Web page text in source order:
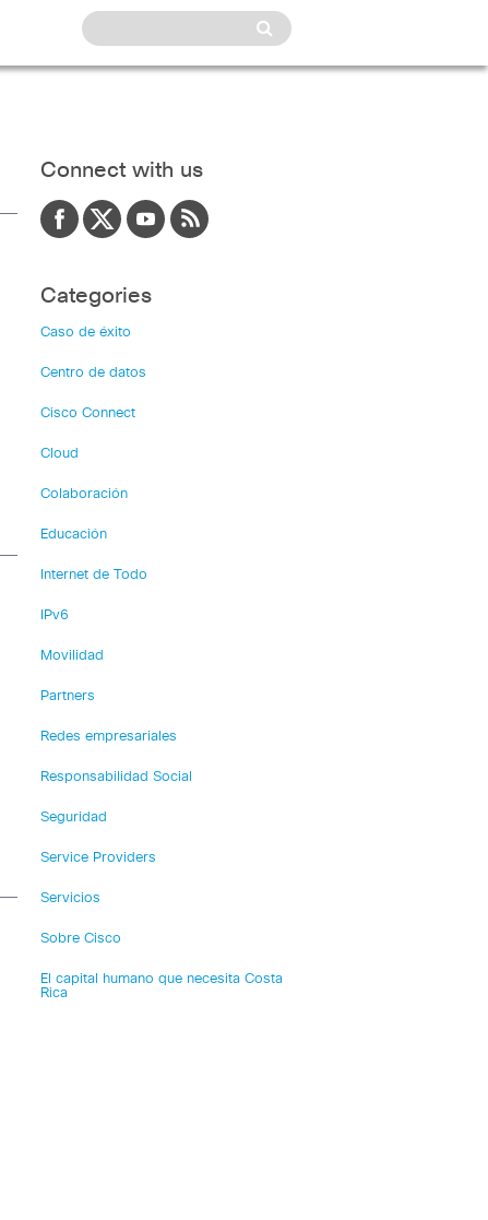
Connect with us
Categories
Caso de éxito
Centro de datos
Cisco Connect
Cloud
Colaboración
Educación
Internet de Todo
IPv6
Movilidad
Partners
Redes empresariales
Responsabilidad Social
Seguridad
Service Providers
Servicios
Sobre Cisco
El capital humano que necesita Costa
Rica